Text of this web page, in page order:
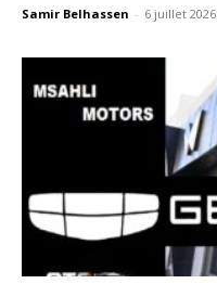
Samir Belhassen - 6 juillet 2026